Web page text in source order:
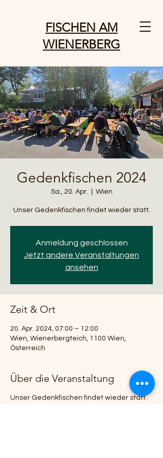
FISCHEN AM
WIENERBERG
Gedenkfischen 2024
Sa., 20. Apr. Wien
Unser Gedenkfischen findet wieder statt.
Anmeldung geschlossen
Jetzt andere Veranstaltungen
ansehen
Zeit & Ort
20. Apr. 2024, 07:00 – 12:00
Wien, Wienerbergteich, 1100 Wien,
Österreich
Über die Veranstaltung
Unser Gedenkfischen findet wieder statt.